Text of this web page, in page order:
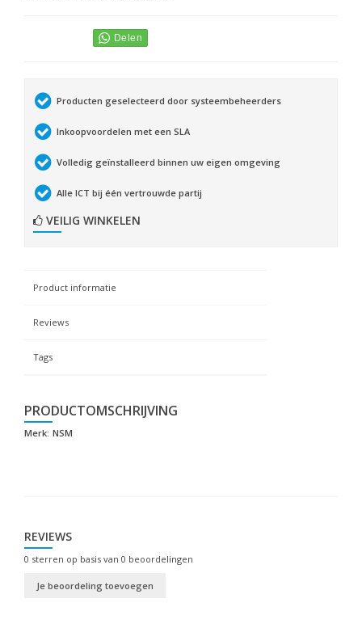
Producten geselecteerd door systeembeheerders
Inkoopvoordelen met een SLA
Volledig geïnstalleerd binnen uw eigen omgeving
Alle ICT bij één vertrouwde partij
VEILIG WINKELEN
Product informatie
Reviews
Tags
PRODUCTOMSCHRIJVING
Merk: NSM
REVIEWS
0 sterren op basis van 0 beoordelingen
Je beoordeling toevoegen